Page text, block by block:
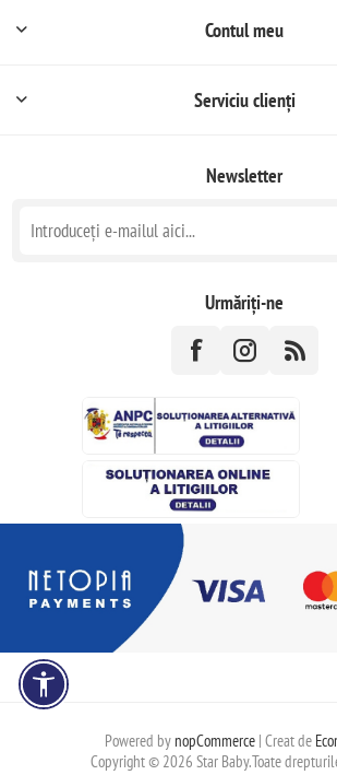
Contul meu
Serviciu clienți
Newsletter
Urmăriți-ne
Powered by nopCommerce| Creat de
Copyright © 2026 Star Baby.Toate